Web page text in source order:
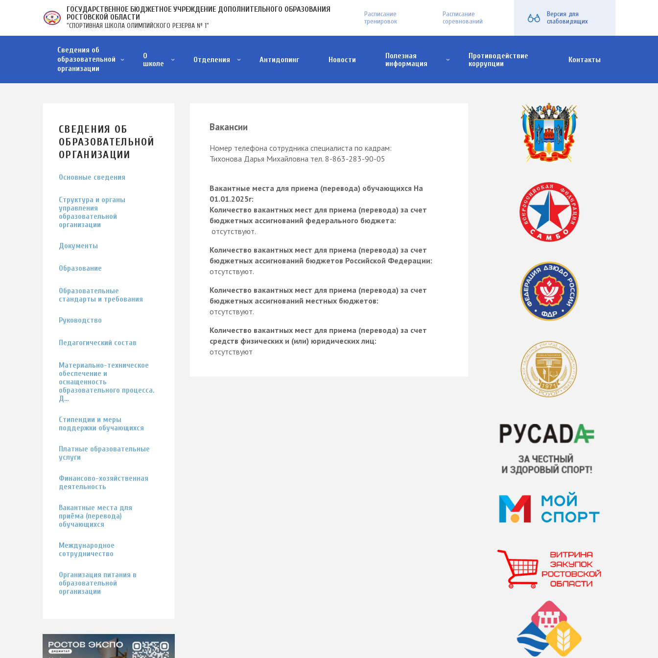
содержанию
ГОСУДАРСТВЕННОЕ БЮДЖЕТНОЕ УЧРЕЖДЕНИЕ ДОПОЛНИТЕЛЬНОГО ОБРАЗОВАНИЯ
РОСТОВСКОЙ ОБЛАСТИ
"СПОРТИВНАЯ ШКОЛА ОЛИМПИЙСКОГО РЕЗЕРВА № 1"
Расписание
тренировок
Расписание
соревнований
Версия для
слабовидящих
НАВИГАЦИЯ
Сведения об
образовательной
организации
О
школе
Отделения Антидопинг Новости
Полезная
информация
Противодействие
коррупции
Контакты
Вакансии
Номер телефона сотрудника специалиста по кадрам:
Тихонова Дарья Михайловна тел. 8-863-283-90-05
Вакантные места для приема (перевода) обучающихся На
01.01.2025г:
Количество вакантных мест для приема (перевода) за счет
бюджетных ассигнований федерального бюджета:
отсутствуют.
Количество вакантных мест для приема (перевода) за счет
бюджетных ассигнований бюджетов Российской Федерации:
отсутствуют.
Количество вакантных мест для приема (перевода) за счет
бюджетных ассигнований местных бюджетов:
отсутствуют.
Количество вакантных мест для приема (перевода) за счет
средств физических и (или) юридических лиц:
отсутствуют
СВЕДЕНИЯ ОБ
ОБРАЗОВАТЕЛЬНОЙ
ОРГАНИЗАЦИИ
Основные сведения
Структура и органы
управления
образовательной
организации
Документы
Образование
Образовательные
стандарты и требования
Руководство
Педагогический состав
Материально-техническое
обеспечение и
оснащенность
образовательного процесса.
Д…
Стипендии и меры
поддержки обучающихся
Платные образовательные
услуги
Финансово-хозяйственная
деятельность
Вакантные места для
приёма (перевода)
обучающихся
Международное
сотрудничество
Организация питания в
образовательной
организации